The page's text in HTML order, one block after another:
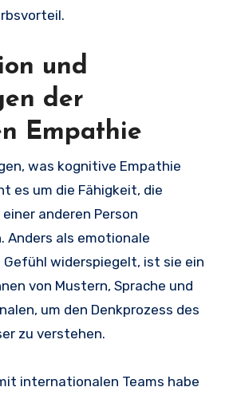
und
der
Empathie
was kognitive Empathie
es um die Fähigkeit, die
anderen Person
Anders als emotionale
Gefühl widerspiegelt, ist sie ein
von Mustern, Sprache und
um den Denkprozess des
zu verstehen.
internationalen Teams habe